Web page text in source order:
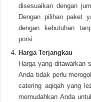
disesuaikan dengan
Dengan pilihan paket
dengan kebutuhan
porsi.
Harga Terjangkau
Harga yang ditawarkan
Anda tidak perlu
catering aqiqah yang
memudahkan Anda